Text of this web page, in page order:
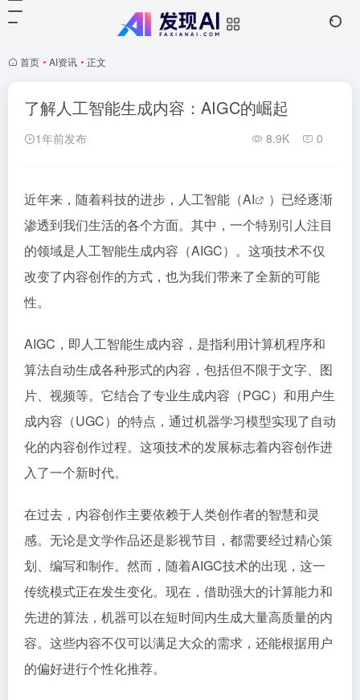
首页 • AI资讯 • 正文
了解人工智能生成内容：AIGC的崛起
1年前发布 8.9K 0
近年来，随着科技的进步，人工智能（AI
）已经逐渐
渗透到我们生活的各个方面。其中，一个特别引人注目
的领域是人工智能生成内容（AIGC）。这项技术不仅
改变了内容创作的方式，也为我们带来了全新的可能
性。
AIGC，即人工智能生成内容，是指利用计算机程序和
算法自动生成各种形式的内容，包括但不限于文字、图
片、视频等。它结合了专业生成内容（PGC）和用户生
成内容（UGC）的特点，通过机器学习模型实现了自动
化的内容创作过程。这项技术的发展标志着内容创作进
入了一个新时代。
在过去，内容创作主要依赖于人类创作者的智慧和灵
感。无论是文学作品还是影视节目，都需要经过精心策
划、编写和制作。然而，随着AIGC技术的出现，这一
传统模式正在发生变化。现在，借助强大的计算能力和
先进的算法，机器可以在短时间内生成大量高质量的内
容。这些内容不仅可以满足大众的需求，还能根据用户
的偏好进行个性化推荐。